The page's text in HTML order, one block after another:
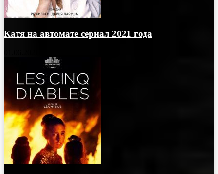
Катя на автомате сериал 2021 года